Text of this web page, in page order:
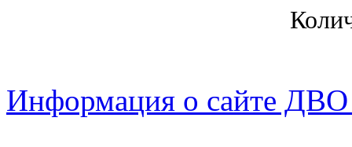
Информация о сайте